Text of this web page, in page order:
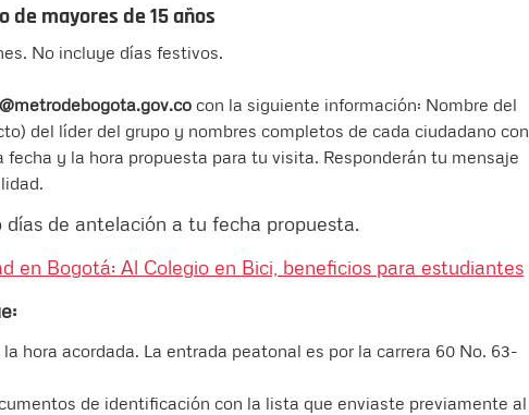
de mayores de 15 años
No incluye días festivos.
con la siguiente información: Nombre del
del líder del grupo y nombres completos de cada ciudadano con
y la hora propuesta para tu visita. Responderán tu mensaje
de antelación a tu fecha propuesta.
en Bogotá: Al Colegio en Bici, beneficios para estudiantes
hora acordada. La entrada peatonal es por la carrera 60 No. 63-
de identificación con la lista que enviaste previamente al